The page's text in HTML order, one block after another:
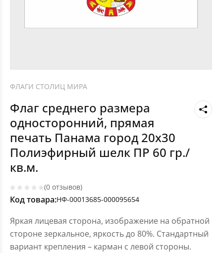
ФЛАГИ СТОЛИЦ МИРА
Флаг среднего размера
односторонний, прямая
печать Панама город 20х30
Полиэфирный шелк ПР 60 гр./
кв.м.
(0 отзывов)
Код товара:НФ-00013685-000095654
Яркая лицевая сторона, изображение на обратной
стороне зеркальное, яркость до 80%. Стандартный
вариант крепления – карман с левой стороны.